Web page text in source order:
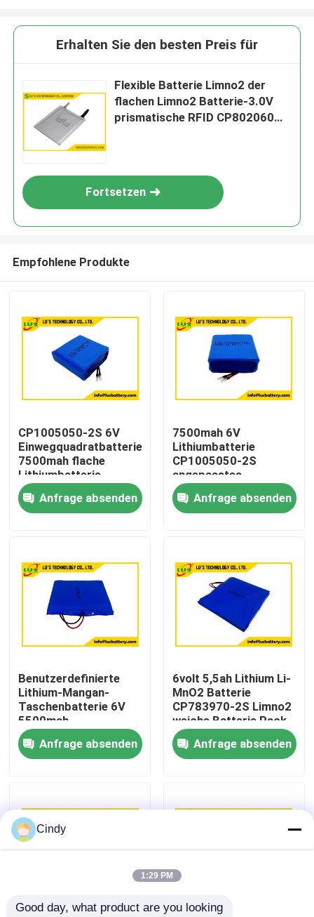
Haus
Über uns
Fabrik-Ausflug
Qualitätskontrolle
Treten Sie mit uns in Verbindung
Fälle
Lithium-Mangan-Dioxid-Batterie
Erhalten Sie den besten Preis für
Flexible Batterie Limno2 der
flachen Limno2 Batterie-3.0V
prismatische RFID CP802060
Fortsetzen
Empfohlene Produkte
CP1005050-2S 6V
Einwegquadratbatterie
7500mah flache
Lithiumbatterie
Anpassung
Anfrage absenden
7500mah 6V
Lithiumbatterie
CP1005050-2S
angepasstes
Lithiumbatteriepaket
Anfrage absenden
Benutzerdefinierte
Lithium-Mangan-
Taschenbatterie 6V
5500mah
Dünnzellbatterie
CP783970-2S
Batterie
Anfrage absenden
6volt 5,5ah Lithium Li-
MnO2 Batterie
CP783970-2S Limno2
weiche Batterie Pack
OEM-Fabrik
Anfrage absenden
Cindy
1:29 PM
Good day, what product are you looking